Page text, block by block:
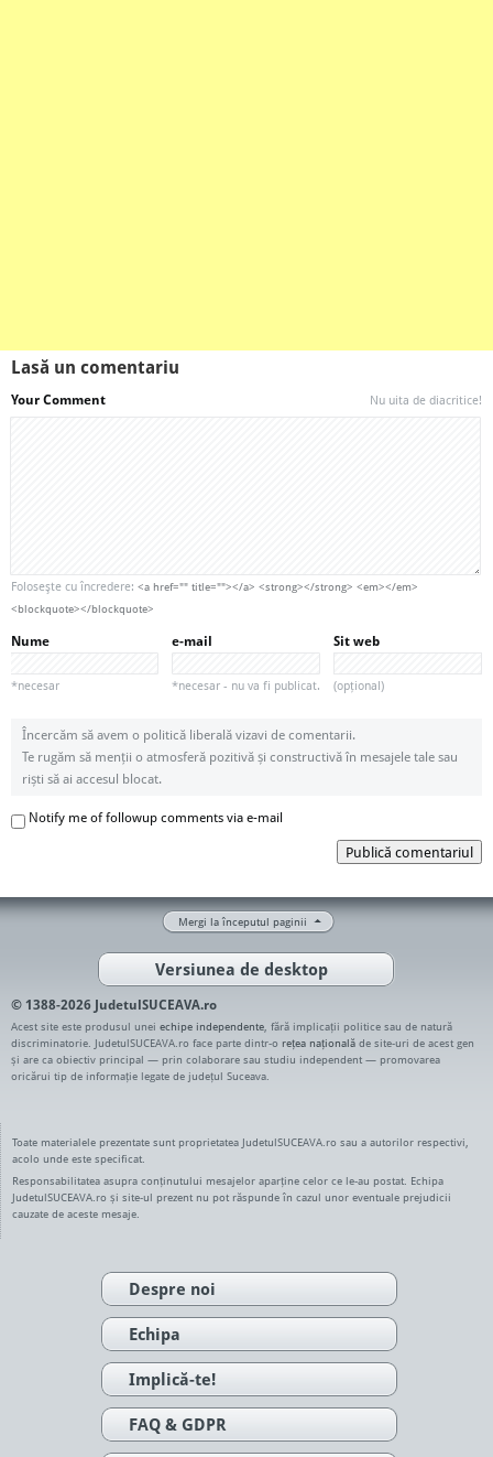
Lasă un comentariu
Your Comment Nu uita de diacritice!
Foloseşte cu încredere: <a href="" title=""></a> <strong></strong> <em></em>
<blockquote></blockquote>
Nume
*necesar
e-mail
*necesar - nu va fi publicat.
Sit web
(opțional)
Încercăm să avem o politică liberală vizavi de comentarii.
Te rugăm să menții o atmosferă pozitivă și constructivă în mesajele tale sau
riști să ai accesul blocat.
Notify me of followup comments via e-mail
Publică comentariul
Mergi la începutul paginii
Versiunea de desktop
© 1388-2026 JudetulSUCEAVA.ro
Acest site este produsul unei echipe independente , fără implicații politice sau de natură
discriminatorie. JudetulSUCEAVA.ro face parte dintr-o rețea națională de site-uri de acest gen
și are ca obiectiv principal — prin colaborare sau studiu independent — promovarea
oricărui tip de informație legate de județul Suceava.
Toate materialele prezentate sunt proprietatea JudetulSUCEAVA.ro sau a autorilor respectivi,
acolo unde este specificat.
Responsabilitatea asupra conținutului mesajelor aparține celor ce le-au postat. Echipa
JudetulSUCEAVA.ro și site-ul prezent nu pot răspunde în cazul unor eventuale prejudicii
cauzate de aceste mesaje.
Despre noi
Echipa
Implică-te!
FAQ & GDPR